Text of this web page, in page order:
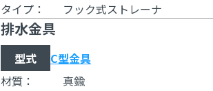
タイプ：
フック式ストレーナ
排水金具
型式
C型金具
材質：
真鍮